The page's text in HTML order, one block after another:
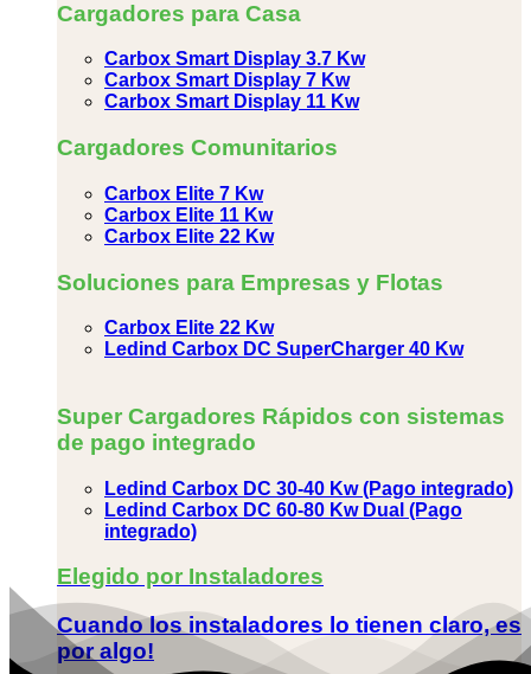
Cargadores para Casa
Carbox Smart Display 3.7 Kw
Carbox Smart Display 7 Kw
Carbox Smart Display 11 Kw
Cargadores Comunitarios
Carbox Elite 7 Kw
Carbox Elite 11 Kw
Carbox Elite 22 Kw
Soluciones para Empresas y Flotas
Carbox Elite 22 Kw
Ledind Carbox DC SuperCharger 40 Kw
Super Cargadores Rápidos con sistemas
de pago integrado
Ledind Carbox DC 30-40 Kw (Pago integrado)
Ledind Carbox DC 60-80 Kw Dual (Pago
integrado)
Elegido por Instaladores
Cuando los instaladores lo tienen claro, es
por algo!